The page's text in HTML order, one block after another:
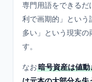
専門用語をできるだ
利で画期的」という
多い」という現実の
す。
なお暗号資産は値